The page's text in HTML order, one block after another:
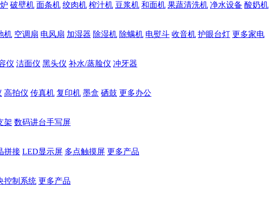
破壁机 面条机 绞肉机 榨汁机 豆浆机 和面机 果蔬清洗机 净水设备 酸奶机
机 空调扇 电风扇 加湿器 除湿机 除螨机 电熨斗 收音机 护眼台灯 更多家电
仪 洁面仪 黑头仪 补水/蒸脸仪 冲牙器
高拍仪 传真机 复印机 墨盒 硒鼓 更多办公
架 数码讲台手写屏
拼接 LED显示屏 多点触摸屏 更多产品
控制系统 更多产品